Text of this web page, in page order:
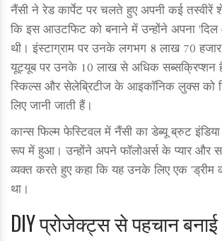
नैंसी ने रेड कार्पेट पर चलते हुए अपनी कई तस्वीरें
कि इस आउटफिट को बनाने में उन्होंने अपना
थी। इंस्टाग्राम पर उनके लगभग 8 लाख 70
यूट्यूब पर उनके 10 लाख से अधिक सब्सक्रिप्शन
स्किल्स और सेलेब्रिटीज के आइकॉनिक लुक्स को
लिए जानी जाती हैं।
कान्स फिल्म फेस्टिवल में नैंसी का डेब्यू ब्रुट
रूप में हुआ। उन्होंने अपने फॉलोअर्स के प्यार और
व्यक्त करते हुए कहा कि यह उनके लिए एक
था।
DIY प्रोजेक्ट्स से पहचान बनाई